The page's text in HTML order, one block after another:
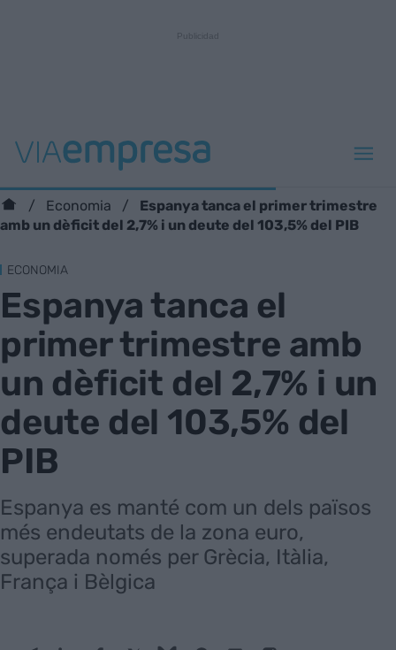
Economia
Espanya tanca el primer trimestre
amb un dèficit del 2,7% i un deute del 103,5% del PIB
ECONOMIA
Espanya tanca el
primer trimestre amb
un dèficit del 2,7% i un
deute del 103,5% del
PIB
Espanya es manté com un dels països
més endeutats de la zona euro,
superada només per Grècia, Itàlia,
França i Bèlgica